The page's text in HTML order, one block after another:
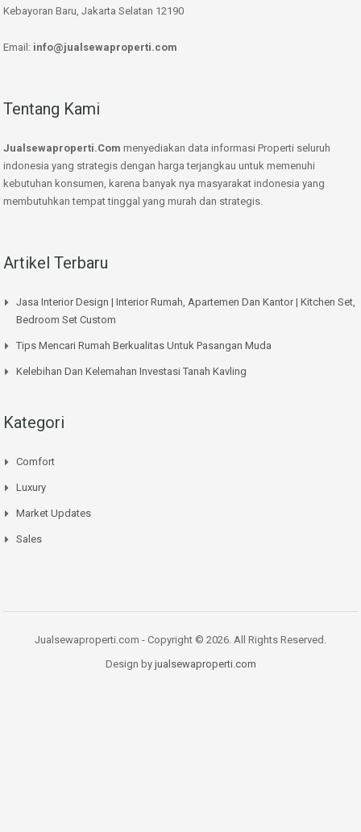
Kebayoran Baru, Jakarta Selatan 12190
Email: info@jualsewaproperti.com
Tentang Kami
Jualsewaproperti.Com menyediakan data informasi Properti seluruh
indonesia yang strategis dengan harga terjangkau untuk memenuhi
kebutuhan konsumen, karena banyak nya masyarakat indonesia yang
membutuhkan tempat tinggal yang murah dan strategis.
Artikel Terbaru
Jasa Interior Design | Interior Rumah, Apartemen Dan Kantor | Kitchen Set,
Bedroom Set Custom
Tips Mencari Rumah Berkualitas Untuk Pasangan Muda
Kelebihan Dan Kelemahan Investasi Tanah Kavling
Kategori
Comfort
Luxury
Market Updates
Sales
Jualsewaproperti.com - Copyright © 2026. All Rights Reserved.
Design by jualsewaproperti.com